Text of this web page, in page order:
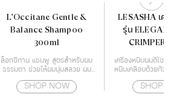
L'Occitane Gentle &
Balance Shampoo
300ml
ล็อกซิทาน แชมพู สูตรสำหรับผม
ธรรมดา ช่วยให้ผมนุ่มสลวย ผม
SHOP NOW
LESASHA เครื่อ
รุ่น ELEGANCE
CRIMPER
เครื่องหนีบผมดีไซส์โฉบ
หนีบเคลือบด้วยทัวร์มา
ความร้อนไม่ให้ผมแห้
SHOP